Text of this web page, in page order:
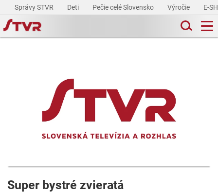
Správy STVR Deti Pečie celé Slovensko Výročie E-
Super bystré zvieratá